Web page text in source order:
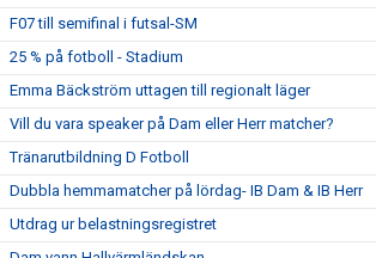
F07 till semifinal i futsal-SM
25 % på fotboll - Stadium
Emma Bäckström uttagen till regionalt läger
Vill du vara speaker på Dam eller Herr matcher?
Tränarutbildning D Fotboll
Dubbla hemmamatcher på lördag- IB Dam & IB Herr
Utdrag ur belastningsregistret